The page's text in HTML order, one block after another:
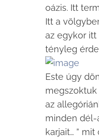
oázis. Itt
Itt a
az egykor
tényleg
Este úgy
megszoktuk
az
minden dél-
karjait… ”